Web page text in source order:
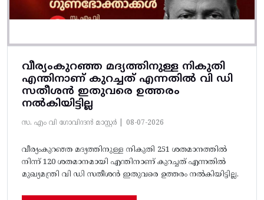
വീര്യംകുറഞ്ഞ മദ്യത്തിനുള്ള നികുതി
എന്തിനാണ് കുറച്ചത് എന്നതിൽ വി ഡി
സതീശൻ ഇതുവരെ ഉത്തരം
നൽകിയിട്ടില്ല
സ. എം വി ഗോവിന്ദൻ മാസ്റ്റർ | 08-07-2026
വീര്യംകുറഞ്ഞ മദ്യത്തിനുള്ള നികുതി 251 ശതമാനത്തിൽ
നിന്ന് 120 ശതമാനമായി എന്തിനാണ് കുറച്ചത് എന്നതിൽ
മുഖ്യമന്ത്രി വി ഡി സതീശൻ ഇതുവരെ ഉത്തരം നൽകിയിട്ടില്ല.